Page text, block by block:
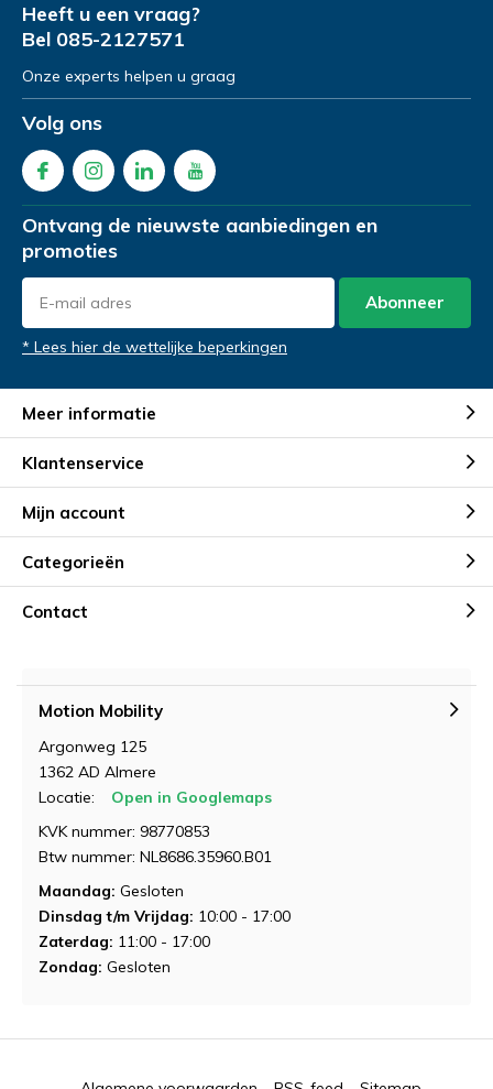
Heeft u een vraag?
Bel 085-2127571
Onze experts helpen u graag
Volg ons
Ontvang de nieuwste aanbiedingen en
promoties
Abonneer
* Lees hier de wettelijke beperkingen
Meer informatie
Klantenservice
Mijn account
Categorieën
Contact
Motion Mobility
Argonweg 125
1362 AD Almere
Locatie:
Open in Googlemaps
KVK nummer: 98770853
Btw nummer: NL8686.35960.B01
Maandag: Gesloten
Dinsdag t/m Vrijdag: 10:00 - 17:00
Zaterdag: 11:00 - 17:00
Zondag: Gesloten
Demonstratie/Advies
aanvragen
Proefrit aan huis
Naam *
Emailadres *
Product Naam
Opmerkingen
Demonstratie/Advies
aanvragen
Gratis slaapadvies aan huis
Naam *
Emailadres *
Product Naam
Opmerkingen
Naam*
Emailadres*
Telefoonnummer
*
Gewenste datum voor proefzitten
Opmerkingen